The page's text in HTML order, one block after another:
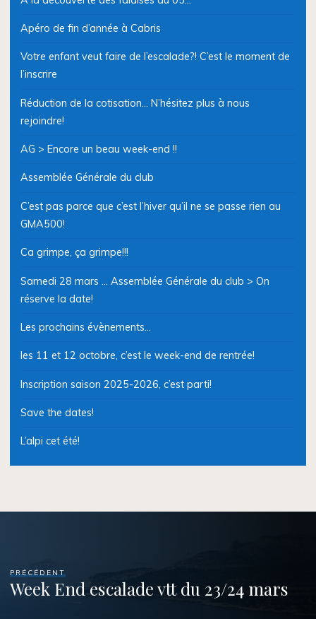
Apéro de fin d’année à Cabris
Votre enfant veut faire de l’escalade?! C’est le moment de
l’inscrire
Réduction de la cotisation… N’hésitez plus à nous
rejoindre!
AG > Encore un beau week-end !!
Assemblée Générale du club
C’est pas parce que c’est l’hiver qu’il ne se passe rien au
GMA500!
Ca grimpe, ça grimpe!!!
Samedi 28 mars … Assemblée Générale du club > On
réserve la date!
Les prochains évènements…
les 11 et 12 octobre, c’est le week-end de rentrée!
Inscription saison 2025-2026, c’est parti!
Save the dates!
L’alpi cet été!
PRÉCÉDENT
Week End escalade vtt du 23/24 mars